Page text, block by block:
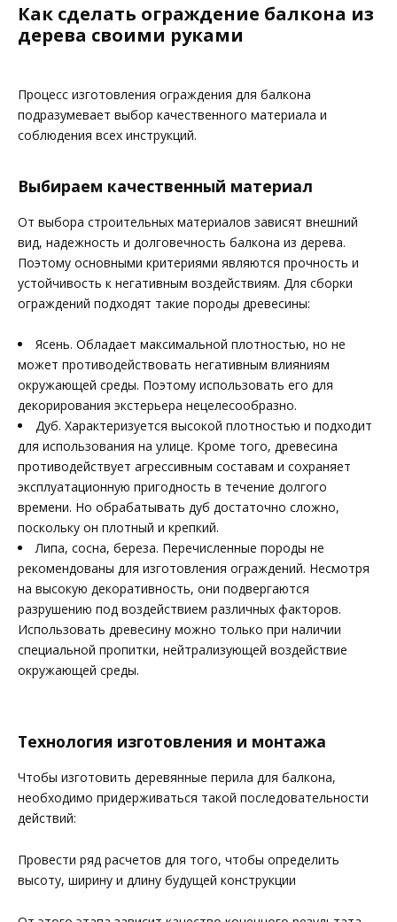
Как сделать ограждение балкона из
дерева своими руками
Процесс изготовления ограждения для балкона
подразумевает выбор качественного материала и
соблюдения всех инструкций.
Выбираем качественный материал
От выбора строительных материалов зависят внешний
вид, надежность и долговечность балкона из дерева.
Поэтому основными критериями являются прочность и
устойчивость к негативным воздействиям. Для сборки
ограждений подходят такие породы древесины:
Ясень. Обладает максимальной плотностью, но не
может противодействовать негативным влияниям
окружающей среды. Поэтому использовать его для
декорирования экстерьера нецелесообразно.
Дуб. Характеризуется высокой плотностью и подходит
для использования на улице. Кроме того, древесина
противодействует агрессивным составам и сохраняет
эксплуатационную пригодность в течение долгого
времени. Но обрабатывать дуб достаточно сложно,
поскольку он плотный и крепкий.
Липа, сосна, береза. Перечисленные породы не
рекомендованы для изготовления ограждений. Несмотря
на высокую декоративность, они подвергаются
разрушению под воздействием различных факторов.
Использовать древесину можно только при наличии
специальной пропитки, нейтрализующей воздействие
окружающей среды.
Технология изготовления и монтажа
Чтобы изготовить деревянные перила для балкона,
необходимо придерживаться такой последовательности
действий:
Провести ряд расчетов для того, чтобы определить
высоту, ширину и длину будущей конструкции